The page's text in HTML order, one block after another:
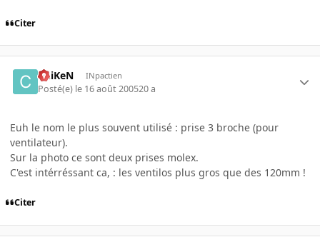
Citer
ChiKeN INpactien
Posté(e) le 16 août 200520 a
Euh le nom le plus souvent utilisé : prise 3 broche (pour
ventilateur).
Sur la photo ce sont deux prises molex.
C'est intérréssant ca, : les ventilos plus gros que des 120mm !
Citer